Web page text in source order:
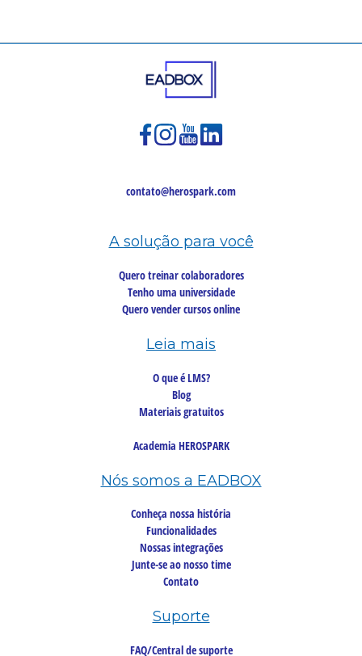
contato@herospark.com
A solução para você
Quero treinar colaboradores
Tenho uma universidade
Quero vender cursos online
Leia mais
O que é LMS?
Blog
Materiais gratuitos
Academia HEROSPARK
Nós somos a EADBOX
Conheça nossa história
Funcionalidades
Nossas integrações
Junte-se ao nosso time
Contato
Suporte
FAQ/Central de suporte